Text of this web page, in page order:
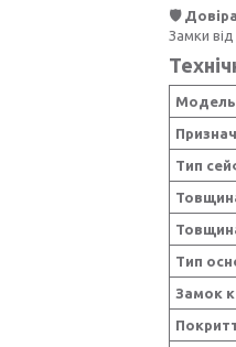
🛡️
Замки
Модель
Тип
Тип
Замок